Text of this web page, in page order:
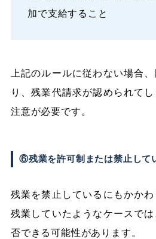
加で支給すること
上記のルールに従わない場合
り、残業代請求が認められて
注意が必要です。
⑥残業を許可制または禁止して
残業を禁止しているにもかか
残業していたようなケースで
否できる可能性があります。